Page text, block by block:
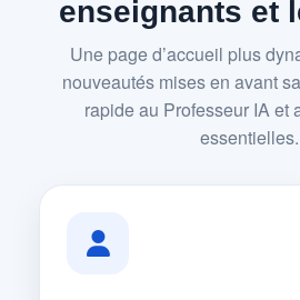
enseignants et
Une page d’accueil plus
nouveautés mises en avant
rapide au Professeur IA et
essentielles.